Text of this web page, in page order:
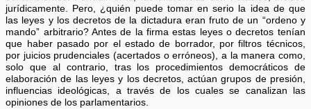
jurídicamente. Pero, ¿quién puede tomar en serio la idea de que
las leyes y los decretos de la dictadura eran fruto de un “ordeno y
mando” arbitrario? Antes de la firma estas leyes o decretos tenían
que haber pasado por el estado de borrador, por filtros técnicos,
por juicios prudenciales (acertados o erróneos), a la manera como,
solo que al contrario, tras los procedimientos democráticos de
elaboración de las leyes y los decretos, actúan grupos de presión,
influencias ideológicas, a través de los cuales se canalizan las
opiniones de los parlamentarios.